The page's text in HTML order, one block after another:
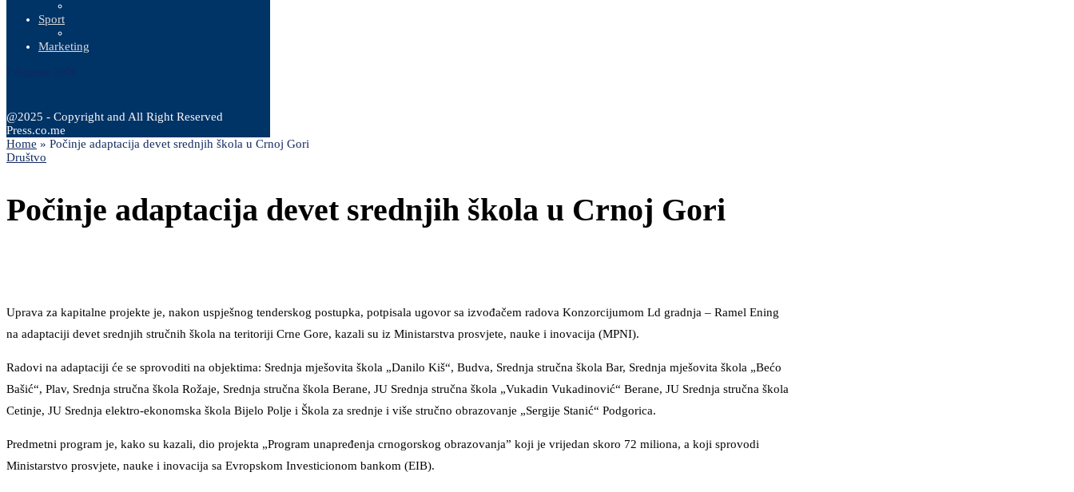
Sport
Marketing
@2025 - Copyright and All Right Reserved
Press.co.me
Home » Počinje adaptacija devet srednjih škola u Crnoj Gori
Društvo
Počinje adaptacija devet srednjih škola u Crnoj Gori
Uprava za kapitalne projekte je, nakon uspješnog tenderskog postupka, potpisala ugovor sa izvođačem radova Konzorcijumom Ld gradnja – Ramel Ening
na adaptaciji devet srednjih stručnih škola na teritoriji Crne Gore, kazali su iz Ministarstva prosvjete, nauke i inovacija (MPNI).
Radovi na adaptaciji će se sprovoditi na objektima: Srednja mješovita škola „Danilo Kiš“, Budva, Srednja stručna škola Bar, Srednja mješovita škola „Bećo
Bašić“, Plav, Srednja stručna škola Rožaje, Srednja stručna škola Berane, JU Srednja stručna škola „Vukadin Vukadinović“ Berane, JU Srednja stručna škola
Cetinje, JU Srednja elektro-ekonomska škola Bijelo Polje i Škola za srednje i više stručno obrazovanje „Sergije Stanić“ Podgorica.
Predmetni program je, kako su kazali, dio projekta „Program unapređenja crnogorskog obrazovanja” koji je vrijedan skoro 72 miliona, a koji sprovodi
Ministarstvo prosvjete, nauke i inovacija sa Evropskom Investicionom bankom (EIB).